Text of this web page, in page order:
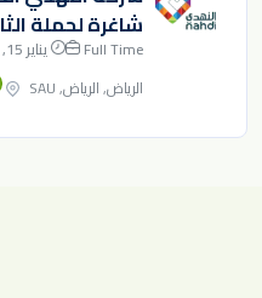
شاغرة لحملة
Full Time
يناير 15, 2026
الرياض, الرياض, SAU